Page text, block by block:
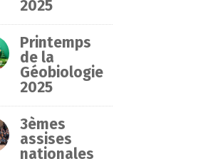
2025
Printemps
de la
Géobiologie
2025
3èmes
assises
nationales